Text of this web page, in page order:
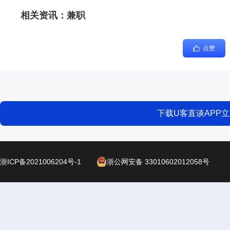
相关资讯： 兼职
点赞
下载U客直谈APP
浙ICP备2021006204号-1 浙公网安备 33010602012058号